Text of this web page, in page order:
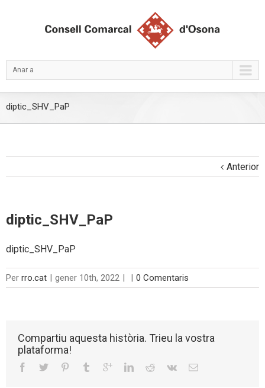
Anar a
diptic_SHV_PaP
Anterior
diptic_SHV_PaP
diptic_SHV_PaP
Per rro.cat | gener 10th, 2022 | | 0 Comentaris
Compartiu aquesta història. Trieu la vostra
plataforma!